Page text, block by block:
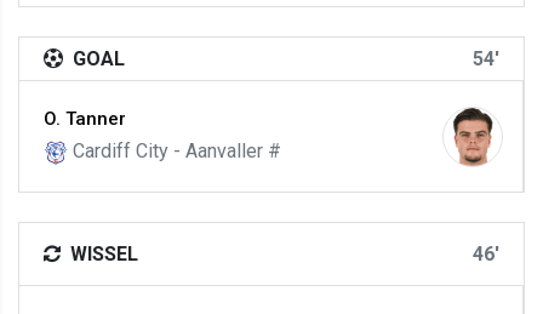
GOAL 54'
O. Tanner
Cardiff City - Aanvaller #
WISSEL 46'